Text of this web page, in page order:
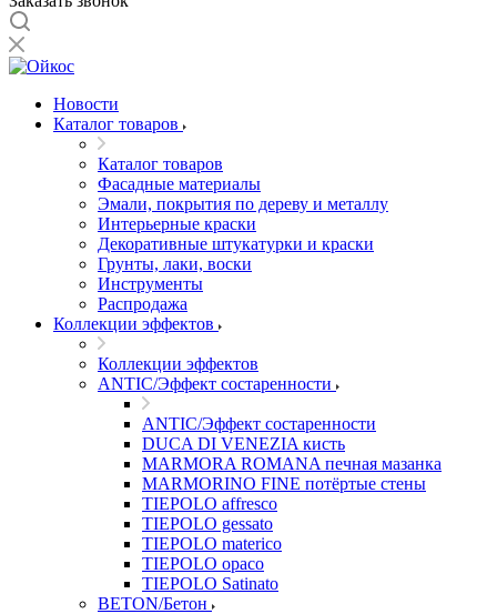
Новости
Каталог товаров
Каталог товаров
Фасадные материалы
Эмали, покрытия по дереву и металлу
Интерьерные краски
Декоративные штукатурки и краски
Грунты, лаки, воски
Инструменты
Распродажа
Коллекции эффектов
Коллекции эффектов
ANTIC/Эффект состаренности
ANTIC/Эффект состаренности
DUCA DI VENEZIA кисть
MARMORA ROMANA печная мазанка
MARMORINO FINE потёртые стены
TIEPOLO affresco
TIEPOLO gessato
TIEPOLO materico
TIEPOLO opaco
TIEPOLO Satinato
BETON/Бетон